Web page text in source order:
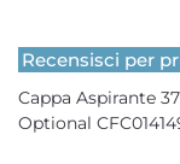
Recensisci per
Cappa Aspirante
Optional